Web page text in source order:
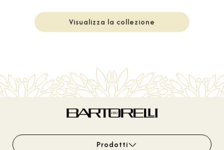
Visualizza la collezione
Prodotti